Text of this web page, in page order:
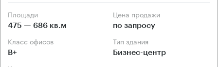
Площади
475 — 686 кв.м
Цена продажи
по запросу
Класс офисов
B+
Тип здания
Бизнес-центр